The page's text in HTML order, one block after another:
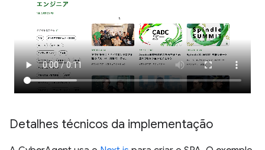
Detalhes técnicos da implementação